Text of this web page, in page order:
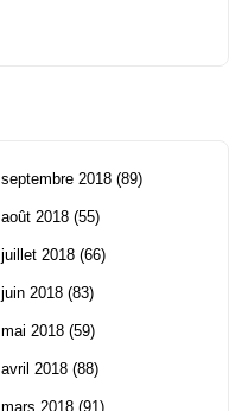
septembre 2018 (89)
août 2018 (55)
juillet 2018 (66)
juin 2018 (83)
mai 2018 (59)
avril 2018 (88)
mars 2018 (91)